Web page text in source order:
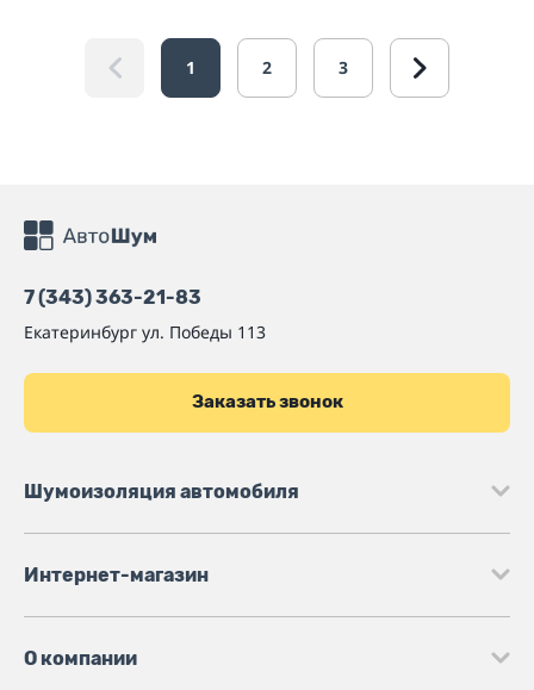
1 2 3
7 (343) 363-21-83
Екатеринбург ул. Победы 113
Заказать звонок
Шумоизоляция автомобиля
Интернет-магазин
О компании